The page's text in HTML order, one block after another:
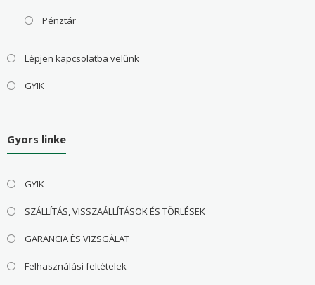
Pénztár
Lépjen kapcsolatba velünk
GYIK
Gyors linke
GYIK
SZÁLLÍTÁS, VISSZAÁLLÍTÁSOK ÉS TÖRLÉSEK
GARANCIA ÉS VIZSGÁLAT
Felhasználási feltételek